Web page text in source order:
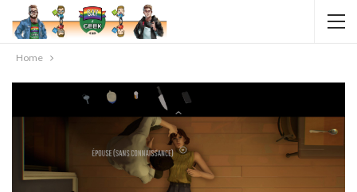
Home